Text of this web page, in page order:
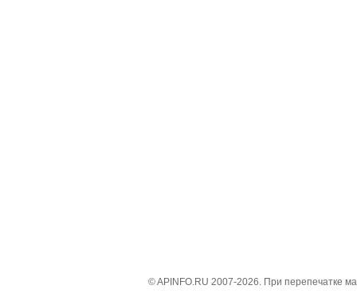
© APINFO.RU 2007-2026. При перепечатке